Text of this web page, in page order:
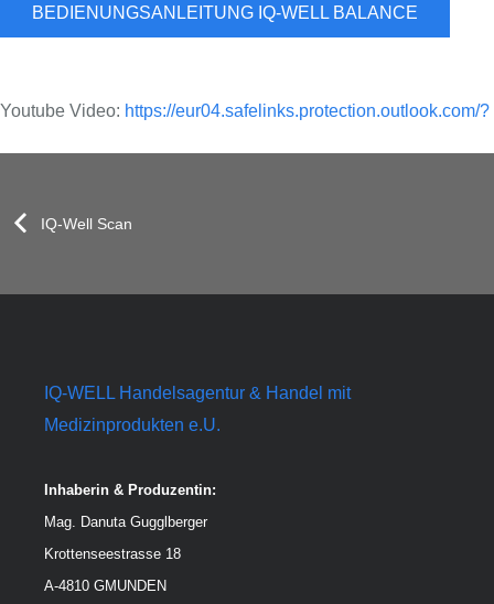
BEDIENUNGSANLEITUNG IQ-WELL BALANCE
Youtube Video: https://eur04.safelinks.protection.outlook.com/?
IQ-Well Scan
IQ-WELL Handelsagentur & Handel mit
Medizinprodukten e.U.
Inhaberin & Produzentin:
Mag. Danuta Gugglberger
Krottenseestrasse 18
A-4810 GMUNDEN